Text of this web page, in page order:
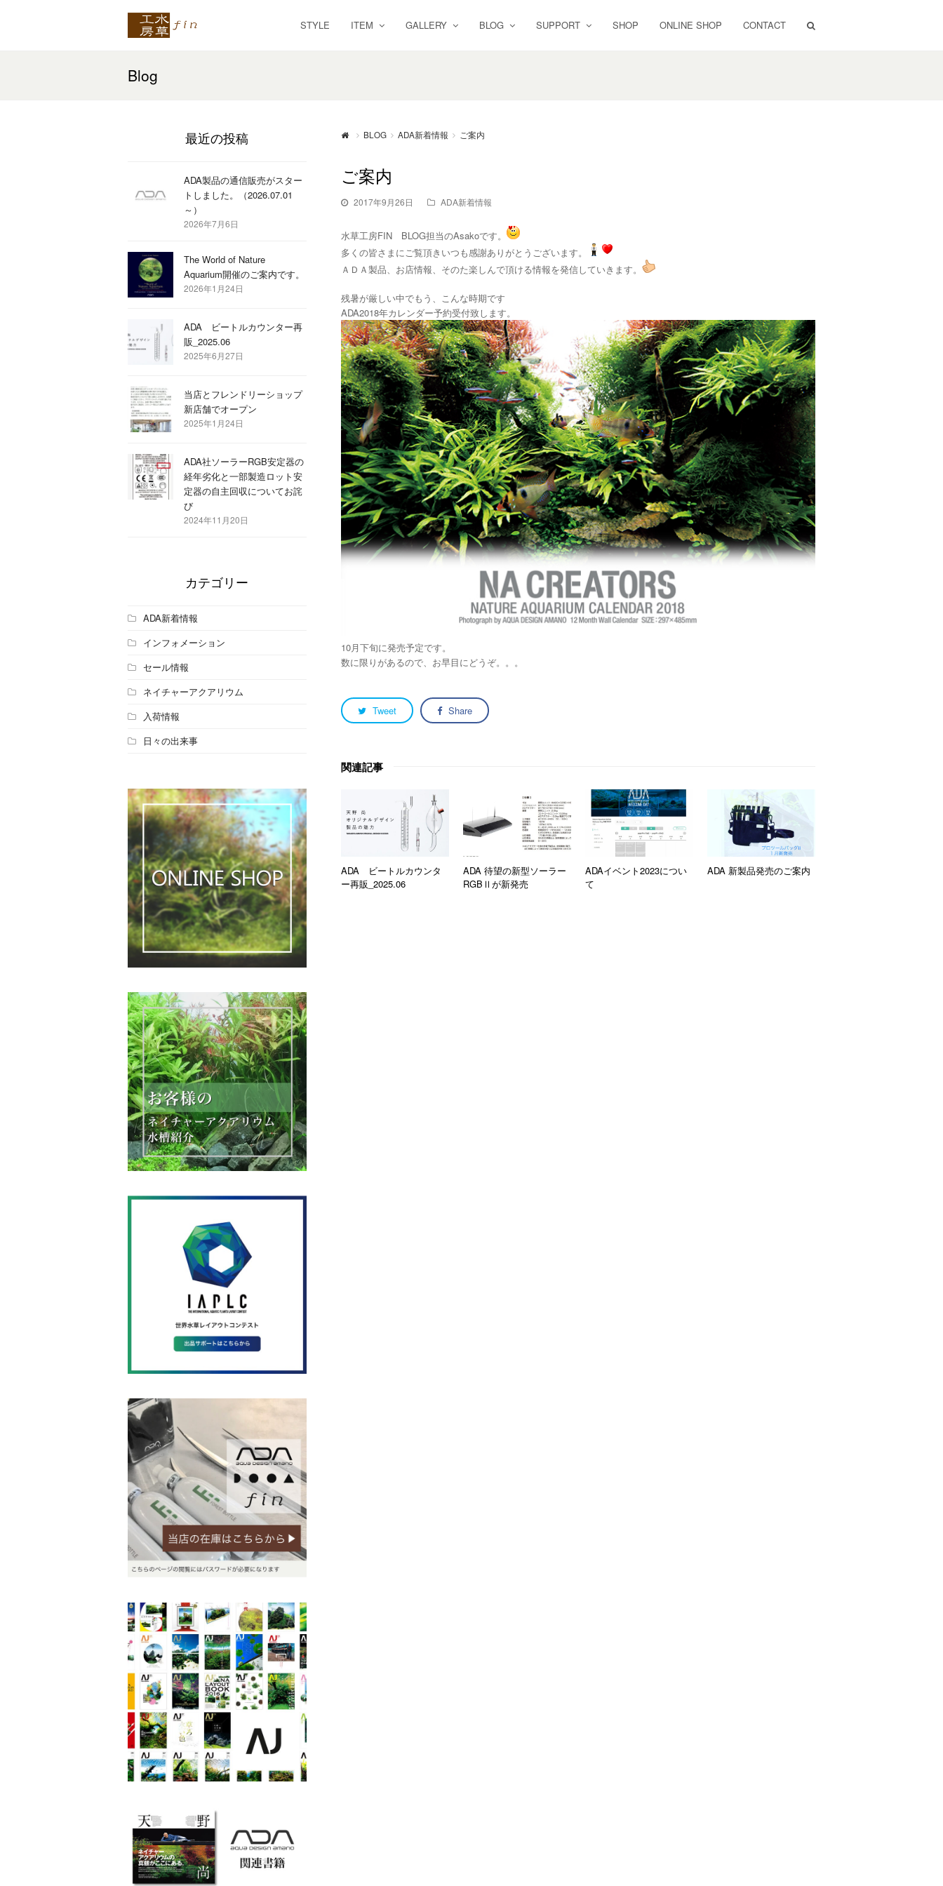
STYLE ITEM GALLERY BLOG SUPPORT SHOP ONLINE SHOP CONTACT
Blog
BLOG ADA新着情報 ご案内
ご案内
2017年9月26日 ADA新着情報
水草工房FIN BLOG担当のAsakoです。
多くの皆さまにご覧頂きいつも感謝ありがとうございます。
ＡＤＡ製品、お店情報、そのた楽しんで頂ける情報を発信していきます。
残暑が厳しい中でもう、こんな時期です
ADA2018年カレンダー予約受付致します。
10月下旬に発売予定です。
数に限りがあるので、お早目にどうぞ。。。
Tweet Share
関連記事
ADA ビートルカウンタ
ー再販_2025.06
ADA 待望の新型ソーラー
RGBⅡが新発売
ADAイベント2023につい
て
ADA 新製品発売のご案内
最近の投稿
ADA製品の通信販売がスター
トしました。（2026.07.01
～）
2026年7月6日
The World of Nature
Aquarium開催のご案内です。
2026年1月24日
ADA ビートルカウンター再
販_2025.06
2025年6月27日
当店とフレンドリーショップ
新店舗でオープン
2025年1月24日
ADA社ソーラーRGB安定器の
経年劣化と一部製造ロット安
定器の自主回収についてお詫
び
2024年11月20日
カテゴリー
ADA新着情報
インフォメーション
セール情報
ネイチャーアクアリウム
入荷情報
日々の出来事